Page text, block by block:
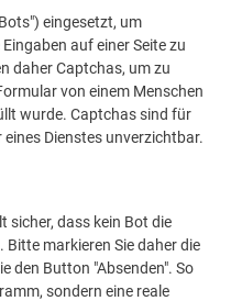
eingesetzt, um
auf einer Seite zu
daher Captchas, um zu
von einem Menschen
wurde. Captchas sind für
Dienstes unverzichtbar.
sicher, dass kein Bot die
markieren Sie daher die
den Button "Absenden". So
sondern eine reale